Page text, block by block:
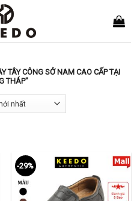
TÂY CÔNG SỞ NAM CAO CẤP TẠI
THÁP”
-29%